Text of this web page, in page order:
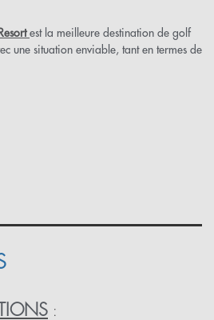
est la meilleure destination de golf
une situation enviable, tant en termes de
: